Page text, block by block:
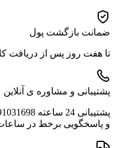
ضمانت بازگشت پول
تا هفت روز پس از دریافت
پشتیبانی و مشاوره ی آنلاین
پشتیبانی 24 ساعته 02191031698
و پاسخگویی برخط در ساعات 9:30 لغایت